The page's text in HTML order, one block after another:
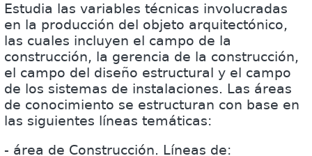
Estudia las variables técnicas involucradas
en la producción del objeto arquitectónico,
las cuales incluyen el campo de la
construcción, la gerencia de la construcción,
el campo del diseño estructural y el campo
de los sistemas de instalaciones. Las áreas
de conocimiento se estructuran con base en
las siguientes líneas temáticas:
- área de Construcción. Líneas de: